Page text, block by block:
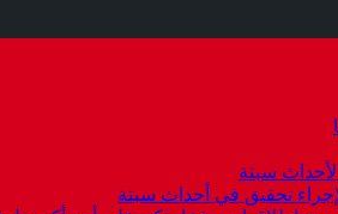
سبتة
تحقيق في أحداث سبتة